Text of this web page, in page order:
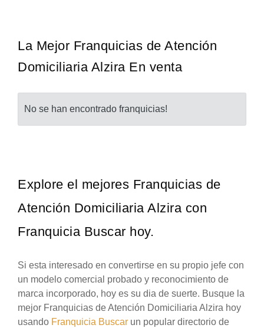
La Mejor Franquicias de Atención
Domiciliaria Alzira En venta
No se han encontrado franquicias!
Explore el mejores Franquicias de
Atención Domiciliaria Alzira con
Franquicia Buscar hoy.
Si esta interesado en convertirse en su propio jefe con
un modelo comercial probado y reconocimiento de
marca incorporado, hoy es su dia de suerte. Busque la
mejor Franquicias de Atención Domiciliaria Alzira hoy
usando Franquicia Buscar un popular directorio de